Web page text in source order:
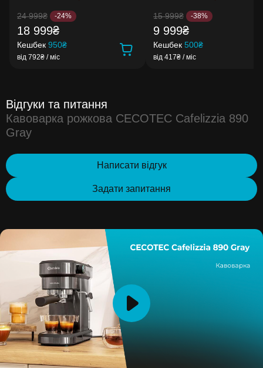
24 999₴ -24%
18 999₴
Кешбек 950₴
від 792₴ / міс
15 999₴ -38%
9 999₴
Кешбек 500₴
від 417₴ / міс
Відгуки та питання
Кавоварка рожкова CECOTEC Cafelizzia 890
Gray
Написати відгук
Задати запитання